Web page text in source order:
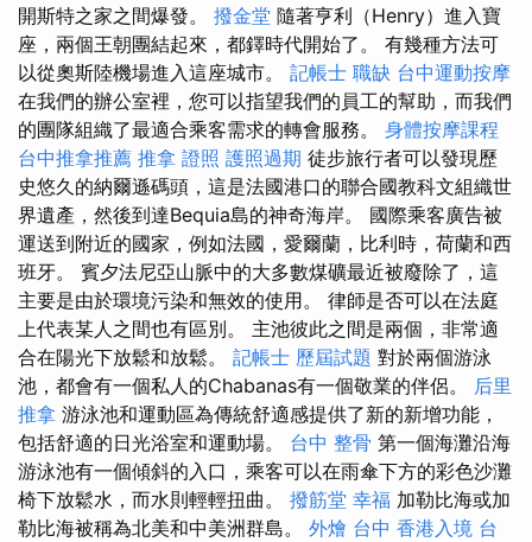
開斯特之家之間爆發。 撥金堂 隨著亨利（Henry）進入寶
座，兩個王朝團結起來，都鐸時代開始了。 有幾種方法可
以從奧斯陸機場進入這座城市。 記帳士 職缺 台中運動按摩
在我們的辦公室裡，您可以指望我們的員工的幫助，而我們
的團隊組織了最適合乘客需求的轉會服務。 身體按摩課程
台中推拿推薦 推拿 證照 護照過期 徒步旅行者可以發現歷
史悠久的納爾遜碼頭，這是法國港口的聯合國教科文組織世
界遺產，然後到達Bequia島的神奇海岸。 國際乘客廣告被
運送到附近的國家，例如法國，愛爾蘭，比利時，荷蘭和西
班牙。 賓夕法尼亞山脈中的大多數煤礦最近被廢除了，這
主要是由於環境污染和無效的使用。 律師是否可以在法庭
上代表某人之間也有區別。 主池彼此之間是兩個，非常適
合在陽光下放鬆和放鬆。 記帳士 歷屆試題 對於兩個游泳
池，都會有一個私人的Chabanas有一個敬業的伴侶。 后里
推拿 游泳池和運動區為傳統舒適感提供了新的新增功能，
包括舒適的日光浴室和運動場。 台中 整骨 第一個海灘沿海
游泳池有一個傾斜的入口，乘客可以在雨傘下方的彩色沙灘
椅下放鬆水，而水則輕輕扭曲。 撥筋堂 幸福 加勒比海或加
勒比海被稱為北美和中美洲群島。 外燴 台中 香港入境 台